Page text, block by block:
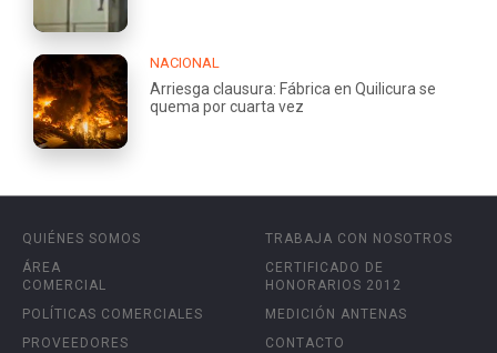
NACIONAL
Arriesga clausura: Fábrica en Quilicura se
quema por cuarta vez
QUIÉNES SOMOS
ÁREA
COMERCIAL
POLÍTICAS COMERCIALES
PROVEEDORES
TRABAJA CON NOSOTROS
CERTIFICADO DE
HONORARIOS 2012
MEDICIÓN ANTENAS
CONTACTO